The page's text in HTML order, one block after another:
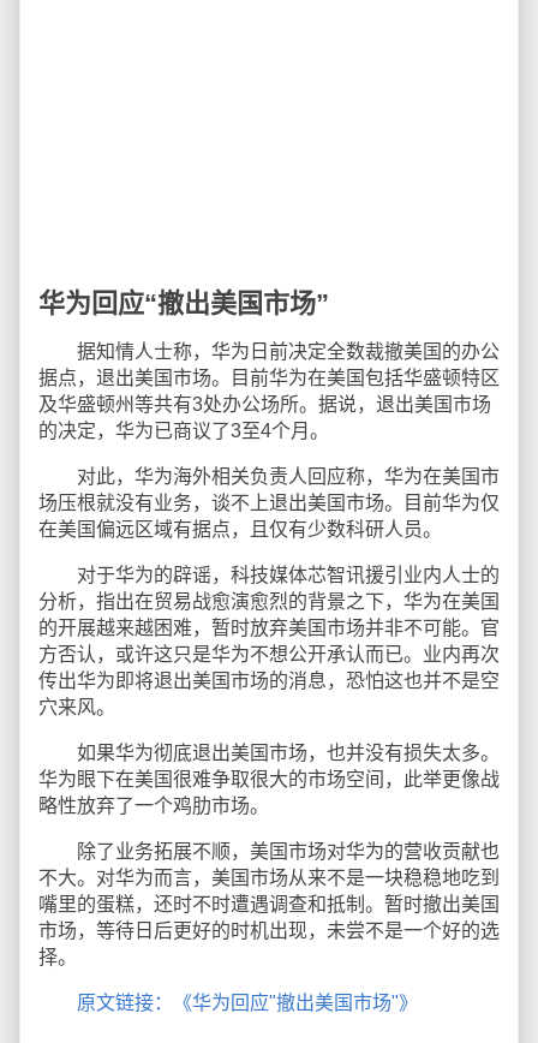
华为回应“撤出美国市场”
据知情人士称，华为日前决定全数裁撤美国的办公
据点，退出美国市场。目前华为在美国包括华盛顿特区
及华盛顿州等共有3处办公场所。据说，退出美国市场
的决定，华为已商议了3至4个月。
对此，华为海外相关负责人回应称，华为在美国市
场压根就没有业务，谈不上退出美国市场。目前华为仅
在美国偏远区域有据点，且仅有少数科研人员。
对于华为的辟谣，科技媒体芯智讯援引业内人士的
分析，指出在贸易战愈演愈烈的背景之下，华为在美国
的开展越来越困难，暂时放弃美国市场并非不可能。官
方否认，或许这只是华为不想公开承认而已。业内再次
传出华为即将退出美国市场的消息，恐怕这也并不是空
穴来风。
如果华为彻底退出美国市场，也并没有损失太多。
华为眼下在美国很难争取很大的市场空间，此举更像战
略性放弃了一个鸡肋市场。
除了业务拓展不顺，美国市场对华为的营收贡献也
不大。对华为而言，美国市场从来不是一块稳稳地吃到
嘴里的蛋糕，还时不时遭遇调查和抵制。暂时撤出美国
市场，等待日后更好的时机出现，未尝不是一个好的选
择。
原文链接：《华为回应"撤出美国市场"》